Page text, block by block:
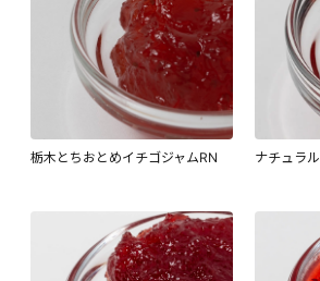
栃木とちおとめイチゴジャムRN ナチュラ